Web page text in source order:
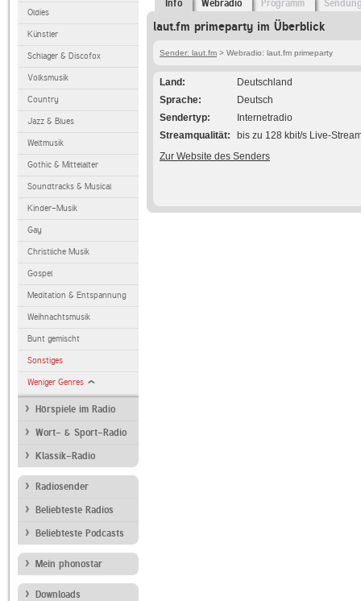
Oldies
Künstler
Schlager & Discofox
Volksmusik
Country
Jazz & Blues
Weltmusik
Gothic & Mittelalter
Soundtracks & Musical
Kinder-Musik
Gay
Christliche Musik
Gospel
Meditation & Entspannung
Weihnachtsmusik
Bunt gemischt
Sonstiges
Weniger Genres
Hörspiele im Radio
Wort- & Sport-Radio
Klassik-Radio
Radiosender
Beliebteste Radios
Beliebteste Podcasts
Mein phonostar
Downloads
Info Webradio Programm
laut.fm primeparty im Überblick
Sender: laut.fm > Webradio: laut.fm primeparty
Land
Deutschland
Sprache
Deutsch
Sendertyp
Internetradio
Streamqualität
bis zu 128 kbit/s Live-
Zur Website des Senders